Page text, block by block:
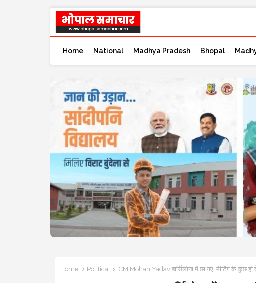
Home National Madhya Pradesh Bhopal
Home Political CM Mohan Yadav बार्सिलोना में छा गए: मीटिंग के कुछ